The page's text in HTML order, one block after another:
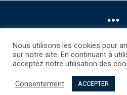
©CNRS EDITIONS 2025
Droits étrangers / Foreign rights
Nous utilisons les cookies pour
sur notre site. En continuant à
acceptez notre utilisation des
Consentement ACCEPTER